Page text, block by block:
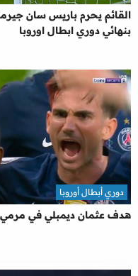
القائم يحرم باريس سان
بنهائي دوري ابطال اوروبا
هدف عثمان ديمبلي في مرمي
دوري أبطال أوروبا